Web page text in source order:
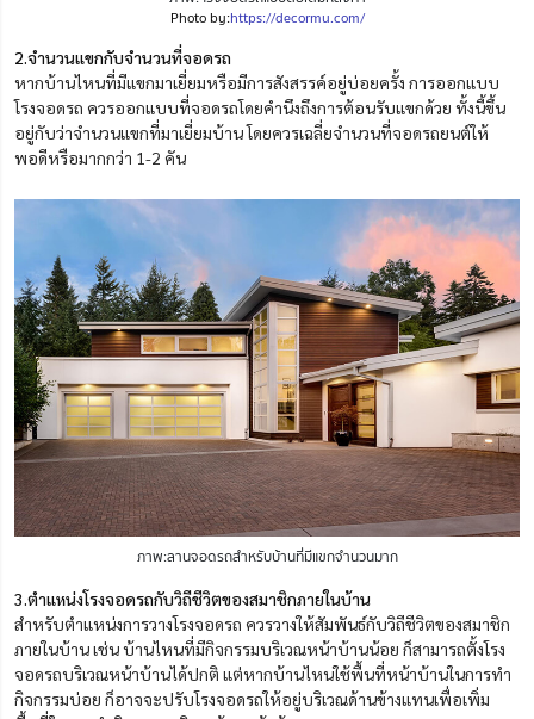
Photo by:https://decormu.com/
2.จำนวนแขกกับจำนวนที่จอดรถ
หากบ้านไหนที่มีแขกมาเยี่ยมหรือมีการสังสรรค์อยู่บ่อยครั้ง การออกแบบ
โรงจอดรถ ควรออกแบบที่จอดรถโดยคำนึงถึงการต้อนรับแขกด้วย ทั้งนี้ขึ้น
อยู่กับว่าจำนวนแขกที่มาเยี่ยมบ้าน โดยควรเฉลี่ยจำนวนที่จอดรถยนต์ให้
พอดีหรือมากกว่า 1-2 คัน
ภาพ:ลานจอดรถสำหรับบ้านที่มีแขกจำนวนมาก
3.ตำแหน่งโรงจอดรถกับวิถีชีวิตของสมาชิกภายในบ้าน
สำหรับตำแหน่งการวางโรงจอดรถ ควรวางให้สัมพันธ์กับวิถีชีวิตของสมาชิก
ภายในบ้าน เช่น บ้านไหนที่มีกิจกรรมบริเวณหน้าบ้านน้อย ก็สามารถตั้งโรง
จอดรถบริเวณหน้าบ้านได้ปกติ แต่หากบ้านไหนใช้พื้นที่หน้าบ้านในการทำ
กิจกรรมบ่อย ก็อาจจะปรับโรงจอดรถให้อยู่บริเวณด้านข้างแทนเพื่อเพิ่ม